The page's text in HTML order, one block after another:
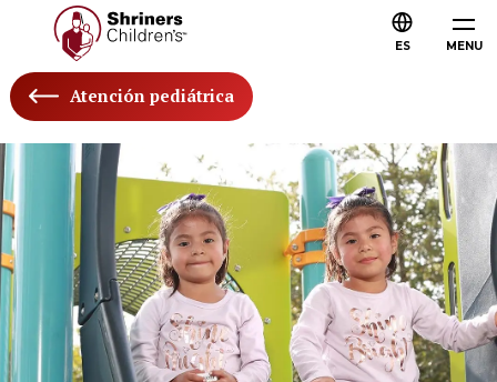
MENU
ES
Atención pediátrica